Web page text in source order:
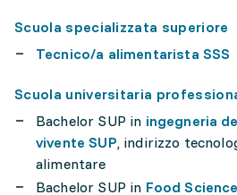
Scuola specializzata superiore
Tecnico/a alimentarista SSS
Scuola universitaria
Bachelor SUP in ingegneria
vivente SUP, indirizzo
alimentare
Bachelor SUP in Food